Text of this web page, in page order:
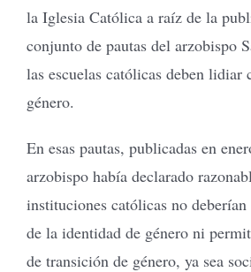
la Iglesia Católica a raíz de la
conjunto de pautas del arzobispo
las escuelas católicas deben lidiar
género.
En esas pautas, publicadas en
arzobispo había declarado
instituciones católicas no
de la identidad de género ni
de transición de género, ya sea